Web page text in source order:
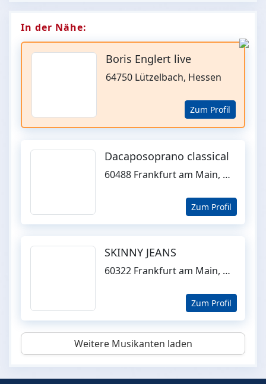
In der Nähe:
Boris Englert live
64750 Lützelbach, Hessen
Zum Profil
Dacaposoprano classical
60488 Frankfurt am Main, Hessen
Zum Profil
SKINNY JEANS
60322 Frankfurt am Main, Hessen
Zum Profil
Weitere Musikanten laden